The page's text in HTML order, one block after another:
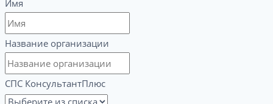
Имя
Название организации
СПС КонсультантПлюс